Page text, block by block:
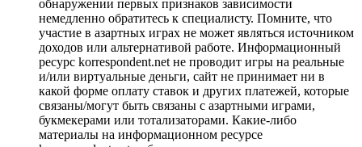
обнаружении первых признаков зависимости
немедленно обратитесь к специалисту. Помните, что
участие в азартных играх не может являться источником
доходов или альтернативой работе. Информационный
ресурс korrespondent.net не проводит игры на реальные
и/или виртуальные деньги, сайт не принимает ни в
какой форме оплату ставок и других платежей, которые
связаны/могут быть связаны с азартными играми,
букмекерами или тотализаторами. Какие-либо
материалы на информационном ресурсе